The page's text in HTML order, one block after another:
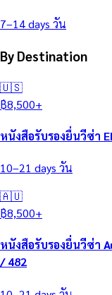
7–14 days วัน
By Destination
🇺🇸
฿8,500+
หนังสือรับรองยื่นวีซ่า
10–21 days วัน
🇦🇺
฿8,500+
หนังสือรับรองยื่นวีซ่า
/ 482